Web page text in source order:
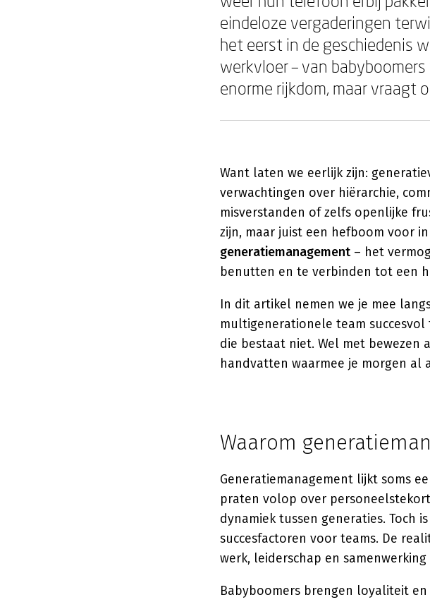
eindeloze vergaderingen
het eerst in de geschiedenis
werkvloer – van
enorme rijkdom, maar vraagt
Want laten we eerlijk zijn:
verwachtingen over hiërarchie,
misverstanden of zelfs openlijke
zijn, maar juist een hefboom voor
generatiemanagement – het
benutten en te verbinden tot een
In dit artikel nemen we je mee
multigenerationele team
die bestaat niet. Wel met bewezen
handvatten waarmee je morgen al
Waarom
Generatiemanagement lijkt soms
praten volop over
dynamiek tussen generaties. Toch
succesfactoren voor teams. De
werk, leiderschap en
Babyboomers brengen loyaliteit